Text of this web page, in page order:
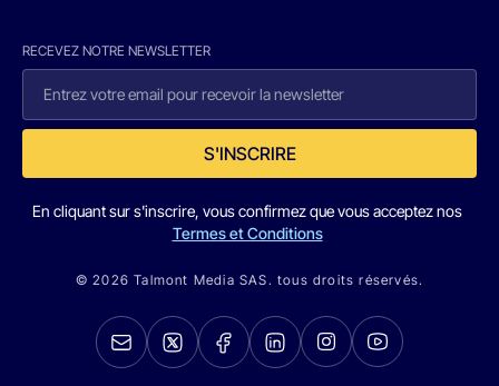
RECEVEZ NOTRE NEWSLETTER
S'INSCRIRE
En cliquant sur s'inscrire, vous confirmez que vous acceptez nos
Termes et Conditions
© 2026 Talmont Media SAS. tous droits réservés.